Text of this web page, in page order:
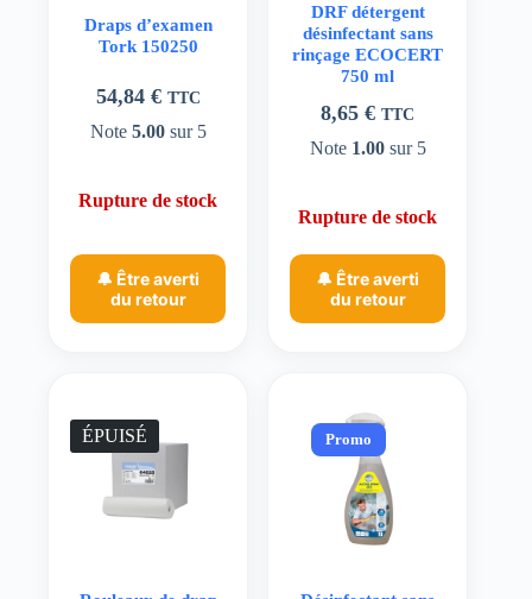
Draps d’examen
Tork 150250
54,84 € TTC
Note 5.00sur 5
Rupture de stock
🔔 Être averti
du retour
DRF détergent
désinfectant sans
rinçage ECOCERT
750 ml
8,65€ TTC
Note 1.00sur 5
Rupture de stock
🔔 Être averti
du retour
ÉPUISÉ Promo